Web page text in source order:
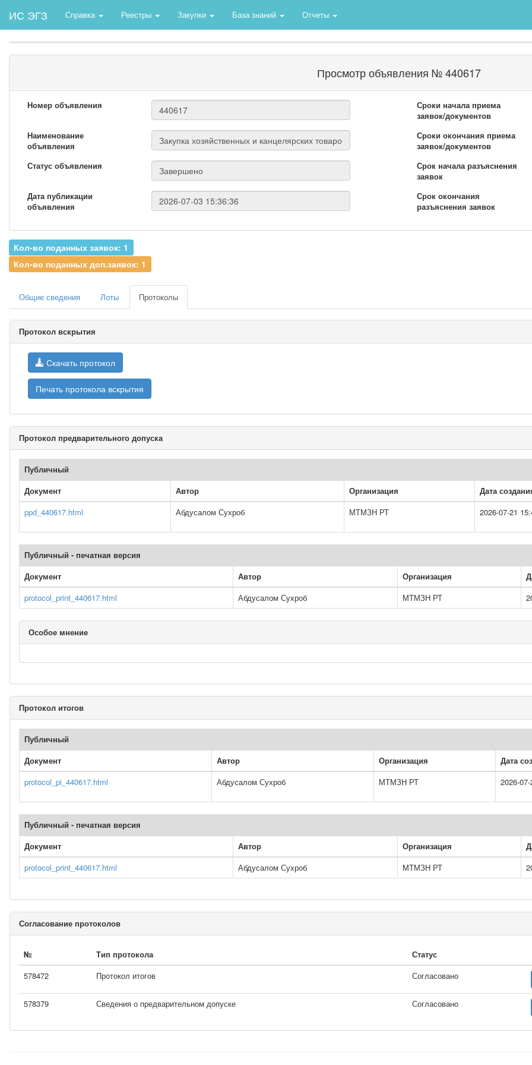
ИС ЭГЗ Справка Реестры Закупки База знаний Отчеты
Просмотр объявления № 440617
Номер объявления
Наименование
объявления
Статус объявления
Дата публикации
объявления
Сроки начала приема
заявок/документов
Сроки окончания приема
заявок/документов
Срок начала разъяснения
заявок
Срок окончания
разъяснения заявок
Кол-во поданных заявок: 1
Кол-во поданных доп.заявок: 1
Общие сведения Лоты Протоколы
Протокол вскрытия
Скачать протокол
Печать протокола вскрытия
Протокол предварительного допуска
Публичный
Документ
Автор Организация Дата
ppd_440617.html
Абдусалом Сухроб МТМЗН РТ 2026-07-21
Публичный - печатная версия
Документ
Автор Организация
protocol_print_440617.html
Абдусалом Сухроб МТМЗН РТ
Особое мнение
Протокол итогов
Публичный
Документ
Автор Организация Дата
protocol_pi_440617.html
Абдусалом Сухроб МТМЗН РТ 2026-
Публичный - печатная версия
Документ
Автор Организация
protocol_print_440617.html
Абдусалом Сухроб МТМЗН РТ
Согласование протоколов
№ Тип протокола
Статус
578472
Протокол итогов Согласовано
578379 Сведения о предварительном допуске Согласовано